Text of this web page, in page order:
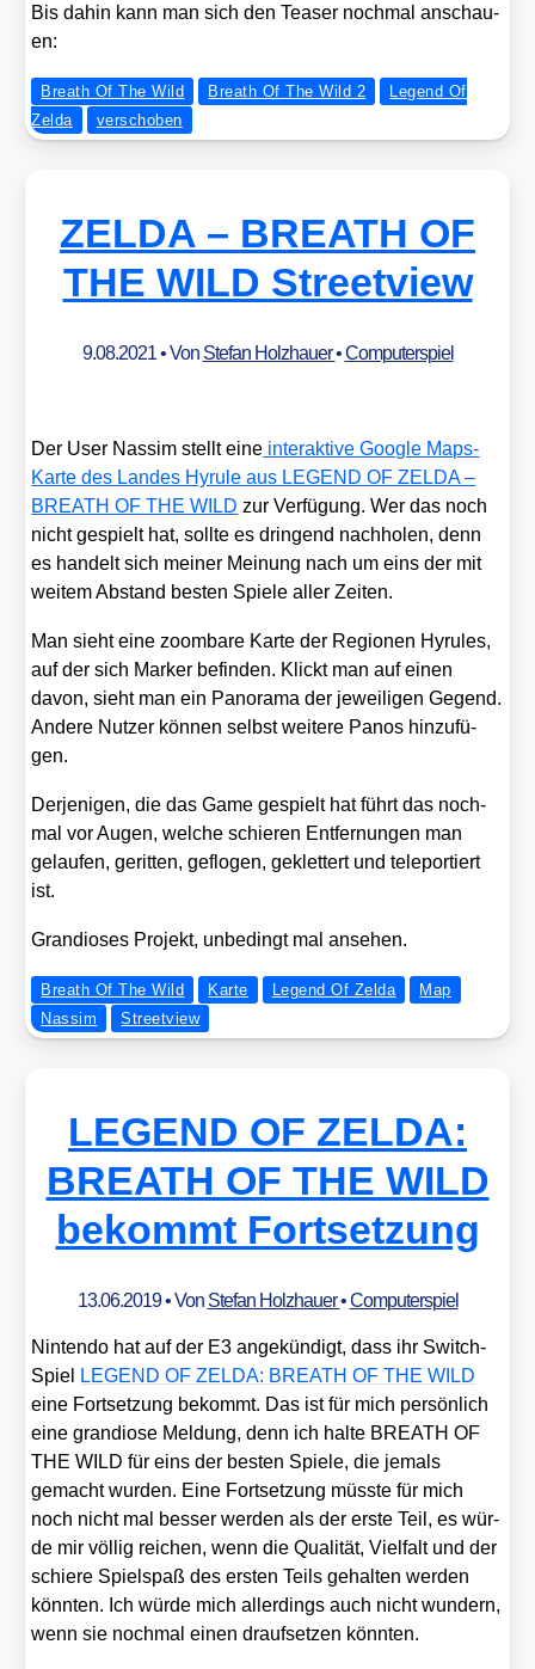
Bis dahin kann man sich den Teaser noch­mal anschau­
en:
Breath Of The Wild Breath Of The Wild 2
Legend Of
Zelda
verschoben
ZELDA – BREATH OF
THE WILD Streetview
9.08.2021• Von Stefan Holzhauer•Computerspiel
Der User Nas­sim stellt eine inter­ak­ti­ve Goog­le Maps-
Kar­te des Lan­des Hyru­le aus LEGEND OF ZELDA –
BREATH OF THE WILD zur Ver­fü­gung. Wer das noch
nicht gespielt hat, soll­te es drin­gend nach­ho­len, denn
es han­delt sich mei­ner Mei­nung nach um eins der mit
wei­tem Abstand bes­ten Spie­le aller Zei­ten.
Man sieht eine zoom­ba­re Kar­te der Regio­nen Hyru­les,
auf der sich Mar­ker befin­den. Klickt man auf einen
davon, sieht man ein Pan­ora­ma der jewei­li­gen Gegend.
Ande­re Nut­zer kön­nen selbst wei­te­re Panos hin­zu­fü­
gen.
Der­je­ni­gen, die das Game gespielt hat führt das noch­
mal vor Augen, wel­che schie­ren Ent­fer­nun­gen man
gelau­fen, gerit­ten, geflo­gen, geklet­tert und tele­por­tiert
ist.
Gran­dio­ses Pro­jekt, unbe­dingt mal anse­hen.
Breath Of The Wild Karte Legend Of Zelda
Map
Nassim
Streetview
LEGEND OF ZELDA:
BREATH OF THE WILD
bekommt Fortsetzung
13.06.2019• Von Stefan Holzhauer•Computerspiel
Nin­ten­do hat auf der E3 ange­kün­digt, dass ihr Switch-
Spiel
LEGEND OF ZELDA: BREATH OF THE WILD
eine Fort­set­zung bekommt. Das ist für mich per­sön­lich
eine gran­dio­se Mel­dung, denn ich hal­te BREATH OF
THE WILD für eins der bes­ten Spie­le, die jemals
gemacht wur­den. Eine Fort­set­zung müss­te für mich
noch nicht mal bes­ser wer­den als der ers­te Teil, es wür­
de mir völ­lig rei­chen, wenn die Qua­li­tät, Viel­falt und der
schie­re Spiel­spaß des ers­ten Teils gehal­ten wer­den
könn­ten. Ich wür­de mich aller­dings auch nicht wun­dern,
wenn sie noch­mal einen drauf­set­zen könn­ten.